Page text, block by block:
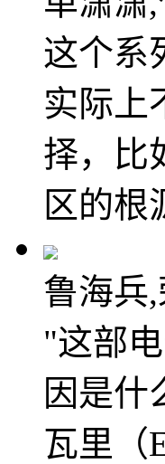
这个系
实际上
择，比
区的根
鲁海兵
"这部
因是什
瓦里（